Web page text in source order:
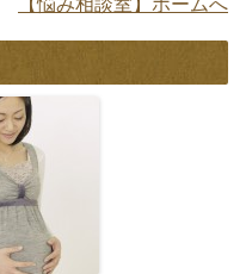
【悩み相談室】ホームへ